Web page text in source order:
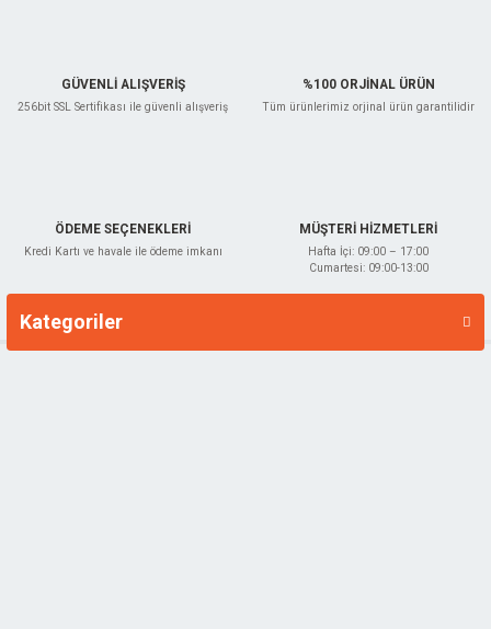
GÜVENLİ ALIŞVERİŞ
256bit SSL Sertifikası ile güvenli alışveriş
%100 ORJİNAL ÜRÜN
Tüm ürünlerimiz orjinal ürün garantilidir
ÖDEME SEÇENEKLERİ
Kredi Kartı ve havale ile ödeme imkanı
MÜŞTERİ HİZMETLERİ
Hafta İçi: 09:00 – 17:00
Cumartesi: 09:00-13:00
Kategoriler
Markalar